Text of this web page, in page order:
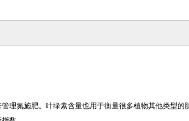
理氮施肥。叶绿素含量也用于衡量很多植物其他类型